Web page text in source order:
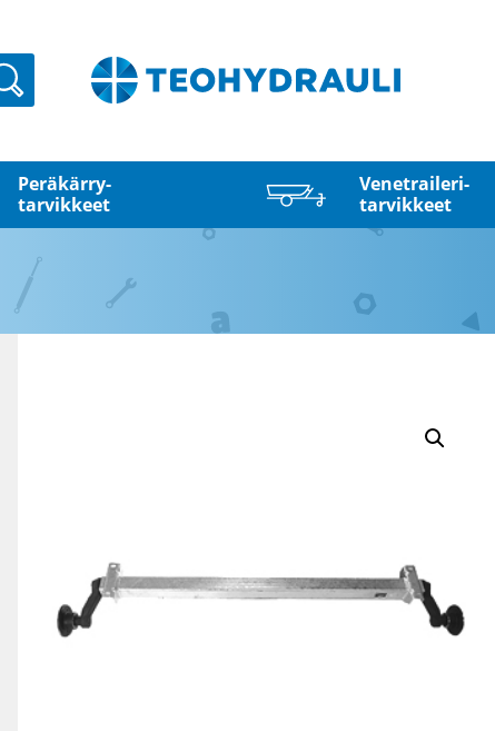
Haku
Peräkärry­
tarvikkeet
Venetraileri­
tarvikkeet